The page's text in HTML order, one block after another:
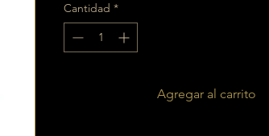
Cantidad *
Agregar al carrito